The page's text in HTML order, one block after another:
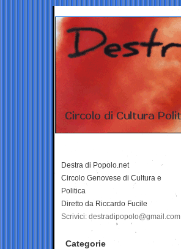
Destra di Popolo.net
Circolo Genovese di Cultura e
Politica
Diretto da Riccardo Fucile
Scrivici: destradipopolo@gmail.com
Categorie